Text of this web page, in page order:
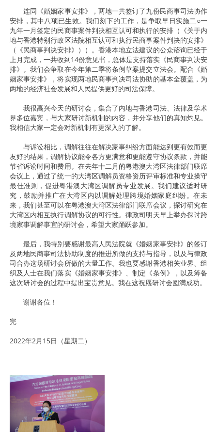
连同《婚姻家事安排》，两地一共签订了九份民商事司法协作
安排，其中八项已生效。我们刻下的工作，是争取早日实施二○一
九年一月签定的民商事案件判决相互认可和执行的安排（《关于内
地与香港特别行政区法院相互认可和执行民商事案件判决的安排》
（《民商事判决安排》））。香港本地立法建议的公众谘询已经于
上月完成，一共收到14份意见书，总体是支持落实《民商事判决安
排》。我们会争取在今年第二季将条例草案提交立法会。配合《婚
姻家事安排》，将实现两地民商事判决司法协助的基本全覆盖，为
两地的经济社会发展和人民提供更好的司法保障。
我很高兴今天的研讨会，集合了内地与香港司法、法律及学术
界多位嘉宾，与大家研讨新机制的内容，并分享他们的真知灼见。
我相信大家一定会对新机制有更深入的了解。
与诉讼相比，调解往往在解决家事纠纷方面能达到更有效而更
友好的结果，调解协议能令各方更满意和更能遵守协议条款，并能
节省诉讼时间和费用。在去年十二月的粤港澳大湾区法律部门联席
会议上，通过了统一的大湾区调解员资格资历评审标准和专业操守
最佳准则，促进粤港澳大湾区调解员专业发展。我们建议适时研
究，鼓励并推广在大湾区内以调解处理跨境婚姻家庭纠纷。在未
来，我们甚至可以在粤港澳大湾区法律部门联席会议，探讨研究在
大湾区内相互执行调解协议的可行性。律政司明天早上举办探讨跨
境家事调解事宜的研讨会，希望大家踊跃参加。
最后，我特别要感谢最高人民法院就《婚姻家事安排》的签订
及两地民商事司法协助制度的推进所做的支持与指导，以及与律政
司合办这场研讨会所做的大量工作。我也要感谢香港相关业界、组
织及人士在我们落实《婚姻家事安排》、制定《条例》，以及筹备
这次研讨会的过程中提出宝贵意见。我在这祝愿研讨会圆满成功。
谢谢各位！
完
2022年2月15日（星期二）